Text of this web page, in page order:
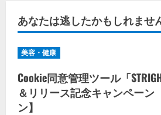
あなたは逃したかもしれませ
美容・健康
Cookie同意管理ツール「
＆リリース記念キャンペーン
ン】